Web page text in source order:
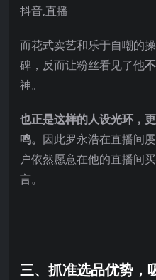
而花式卖艺和乐于自嘲的
碑，反而让粉丝看见了他
神。
也正是这样的人设光环，
鸣。 因此罗永浩在直播间
户依然愿意在他的直播间
言。
三、抓准选品优势，